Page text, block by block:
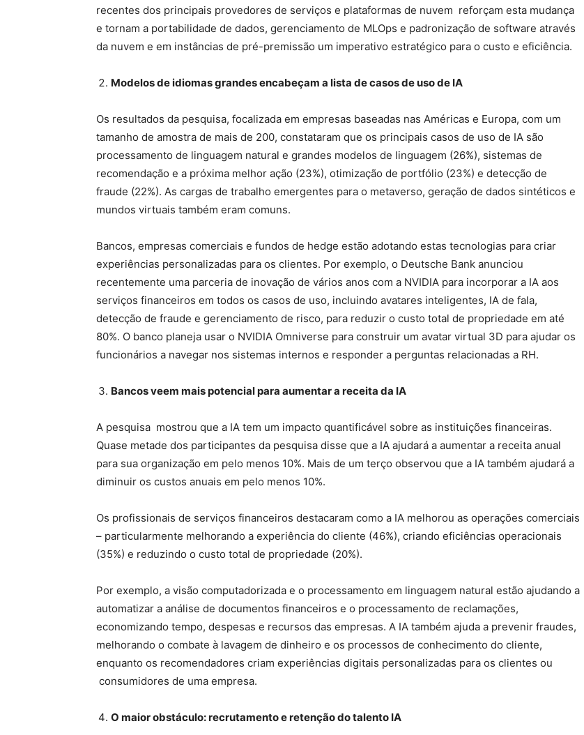
recentes dos principais provedores de serviços e plataformas de nuvem reforçam esta mudança
e tornam a portabilidade de dados, gerenciamento de MLOps e padronização de software através
da nuvem e em instâncias de pré-premissão um imperativo estratégico para o custo e eficiência.
Modelos de idiomas grandes encabeçam a lista de casos de uso de IA
Os resultados da pesquisa, focalizada em empresas baseadas nas Américas e Europa, com um
tamanho de amostra de mais de 200, constataram que os principais casos de uso de IA são
processamento de linguagem natural e grandes modelos de linguagem (26%), sistemas de
recomendação e a próxima melhor ação (23%), otimização de portfólio (23%) e detecção de
fraude (22%). As cargas de trabalho emergentes para o metaverso, geração de dados sintéticos e
mundos virtuais também eram comuns.
Bancos, empresas comerciais e fundos de hedge estão adotando estas tecnologias para criar
experiências personalizadas para os clientes. Por exemplo, o Deutsche Bank anunciou
recentemente uma parceria de inovação de vários anos com a NVIDIA para incorporar a IA aos
serviços financeiros em todos os casos de uso, incluindo avatares inteligentes, IA de fala,
detecção de fraude e gerenciamento de risco, para reduzir o custo total de propriedade em até
80%. O banco planeja usar o NVIDIA Omniverse para construir um avatar virtual 3D para ajudar os
funcionários a navegar nos sistemas internos e responder a perguntas relacionadas a RH.
Bancos veem mais potencial para aumentar a receita da IA
A pesquisa mostrou que a IA tem um impacto quantificável sobre as instituições financeiras.
Quase metade dos participantes da pesquisa disse que a IA ajudará a aumentar a receita anual
para sua organização em pelo menos 10%. Mais de um terço observou que a IA também ajudará a
diminuir os custos anuais em pelo menos 10%.
Os profissionais de serviços financeiros destacaram como a IA melhorou as operações comerciais
– particularmente melhorando a experiência do cliente (46%), criando eficiências operacionais
(35%) e reduzindo o custo total de propriedade (20%).
Por exemplo, a visão computadorizada e o processamento em linguagem natural estão ajudando a
automatizar a análise de documentos financeiros e o processamento de reclamações,
economizando tempo, despesas e recursos das empresas. A IA também ajuda a prevenir fraudes,
melhorando o combate à lavagem de dinheiro e os processos de conhecimento do cliente,
enquanto os recomendadores criam experiências digitais personalizadas para os clientes ou
consumidores de uma empresa.
O maior obstáculo: recrutamento e retenção do talento IA